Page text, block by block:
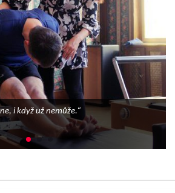
i když už nemůže.“